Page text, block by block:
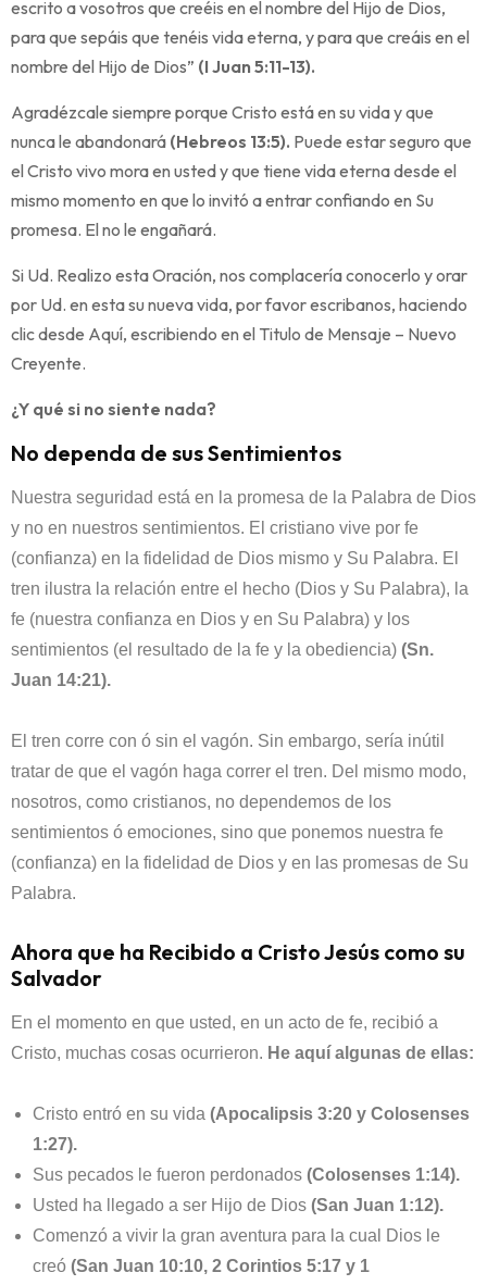
escrito a vosotros que creéis en el nombre del Hijo de Dios,
para que sepáis que tenéis vida eterna, y para que creáis en el
nombre del Hijo de Dios” (I Juan 5:11-13).
Agradézcale siempre porque Cristo está en su vida y que
nunca le abandonará (Hebreos 13:5). Puede estar seguro que
el Cristo vivo mora en usted y que tiene vida eterna desde el
mismo momento en que lo invitó a entrar confiando en Su
promesa. El no le engañará.
Si Ud. Realizo esta Oración, nos complacería conocerlo y orar
por Ud. en esta su nueva vida, por favor escribanos, haciendo
clic desde Aquí, escribiendo en el Titulo de Mensaje – Nuevo
Creyente.
¿Y qué si no siente nada?
No dependa de sus Sentimientos
Nuestra seguridad está en la promesa de la Palabra de Dios
y no en nuestros sentimientos. El cristiano vive por fe
(confianza) en la fidelidad de Dios mismo y Su Palabra. El
tren ilustra la relación entre el hecho (Dios y Su Palabra), la
fe (nuestra confianza en Dios y en Su Palabra) y los
sentimientos (el resultado de la fe y la obediencia) (Sn.
Juan 14:21).
El tren corre con ó sin el vagón. Sin embargo, sería inútil
tratar de que el vagón haga correr el tren. Del mismo modo,
nosotros, como cristianos, no dependemos de los
sentimientos ó emociones, sino que ponemos nuestra fe
(confianza) en la fidelidad de Dios y en las promesas de Su
Palabra.
Ahora que ha Recibido a Cristo Jesús como su
Salvador
En el momento en que usted, en un acto de fe, recibió a
Cristo, muchas cosas ocurrieron. He aquí algunas de ellas:
Cristo entró en su vida (Apocalipsis 3:20 y Colosenses
1:27).
Sus pecados le fueron perdonados (Colosenses 1:14).
Usted ha llegado a ser Hijo de Dios (San Juan 1:12).
Comenzó a vivir la gran aventura para la cual Dios le
creó (San Juan 10:10, 2 Corintios 5:17 y 1